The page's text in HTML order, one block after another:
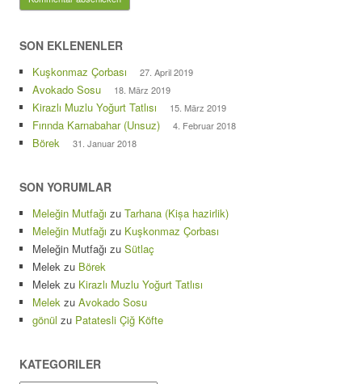
SON EKLENENLER
Kuşkonmaz Çorbası 27. April 2019
Avokado Sosu 18. März 2019
Kirazlı Muzlu Yoğurt Tatlısı 15. März 2019
Fırında Karnabahar (Unsuz) 4. Februar 2018
Börek 31. Januar 2018
SON YORUMLAR
Meleğin Mutfağı zu Tarhana (Kișa hazirlik)
Meleğin Mutfağı zu Kuşkonmaz Çorbası
Meleğin Mutfağı zu Sütlaç
Melek zu Börek
Melek zu Kirazlı Muzlu Yoğurt Tatlısı
Melek zu Avokado Sosu
gönül zu Patatesli Çiğ Köfte
KATEGORILER